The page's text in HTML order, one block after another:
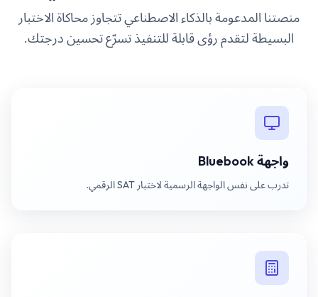
منصتنا المدعومة بالذكاء الاصطناعي تتجاوز محاكاة الاختبار
البسيطة لتقدم رؤى قابلة للتنفيذ تسرّع تحسين درجتك.
واجهة Bluebook
تدرب على نفس الواجهة الرسمية لاختبار SAT الرقمي.